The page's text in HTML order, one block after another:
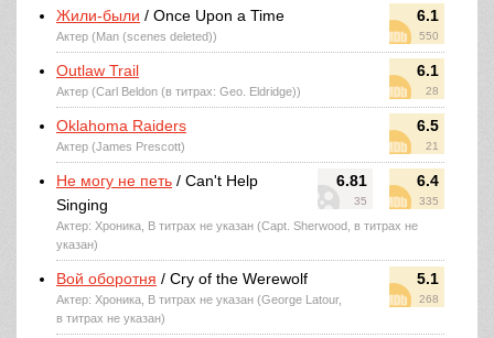
6.1
550
Жили-были / Once Upon a Time
Актер (Man (scenes deleted))
6.1
28
Outlaw Trail
Актер (Carl Beldon (в титрах: Geo. Eldridge))
6.5
21
Oklahoma Raiders
Актер (James Prescott)
6.81
35
6.4
335
Не могу не петь / Can't Help
Singing
Актер: Хроника, В титрах не указан (Capt. Sherwood, в титрах не
указан)
5.1
268
Вой оборотня / Cry of the Werewolf
Актер: Хроника, В титрах не указан (George Latour,
в титрах не указан)